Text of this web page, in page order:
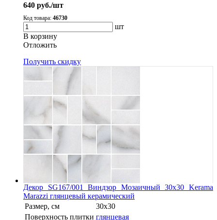
640 руб./шт
Код товара: 46730
шт
В корзину
Oтложить
Получить скидку
Декор SG167/001 Виндзор Мозаичный 30х30 Kerama
Marazzi глянцевый керамический
Размер, см
30х30
Поверхность плитки глянцевая